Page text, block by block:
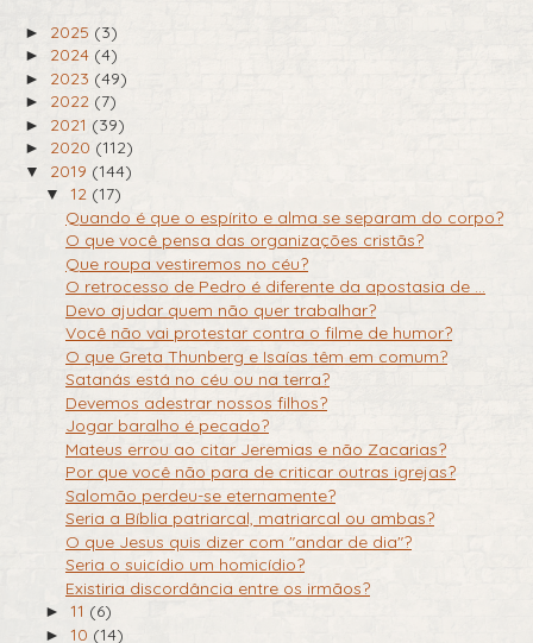
► 2025 (3)
► 2024 (4)
► 2023 (49)
► 2022 (7)
► 2021 (39)
► 2020 (112)
▼ 2019 (144)
▼ 12 (17)
Quando é que o espírito e alma se separam do corpo?
O que você pensa das organizações cristãs?
Que roupa vestiremos no céu?
O retrocesso de Pedro é diferente da apostasia de ...
Devo ajudar quem não quer trabalhar?
Você não vai protestar contra o filme de humor?
O que Greta Thunberg e Isaías têm em comum?
Satanás está no céu ou na terra?
Devemos adestrar nossos filhos?
Jogar baralho é pecado?
Mateus errou ao citar Jeremias e não Zacarias?
Por que você não para de criticar outras igrejas?
Salomão perdeu-se eternamente?
Seria a Bíblia patriarcal, matriarcal ou ambas?
O que Jesus quis dizer com "andar de dia"?
Seria o suicídio um homicídio?
Existiria discordância entre os irmãos?
► 11 (6)
► 10 (14)